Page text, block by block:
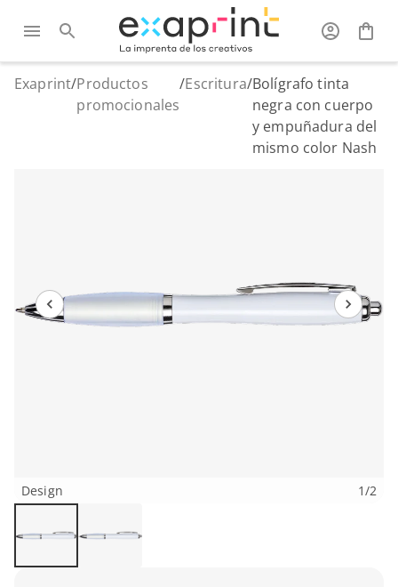
Exaprint/Productos
promocionales
/Escritura/Bolígrafo tinta
negra con cuerpo
y empuñadura del
mismo color Nash
Design 1/2